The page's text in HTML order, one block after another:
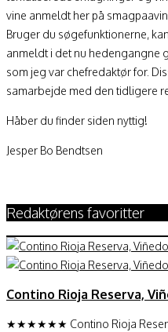
vine anmeldt her på
Bruger du søgefunktionerne,
anmeldt i det nu hedengangne
som jeg var chefredaktør for.
samarbejde med den tidligere
Håber du finder siden nyttig!
Jesper Bo Bendtsen
Redaktørens favoritter
Contino Rioja Reserva,
★★★★★★ Contino Rioja